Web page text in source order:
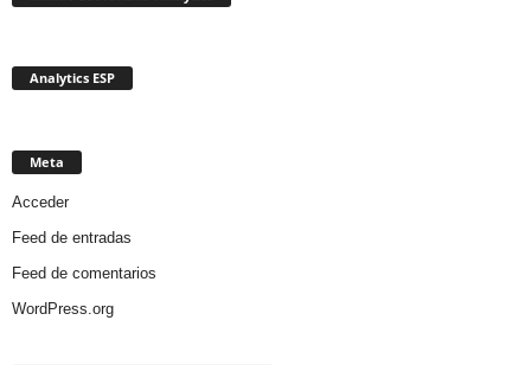
Analytics ESP
Meta
Acceder
Feed de entradas
Feed de comentarios
WordPress.org